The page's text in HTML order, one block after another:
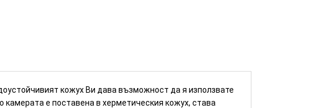
кожух Ви дава възможност да я използвате
камерата е поставена в херметическия кожух, става